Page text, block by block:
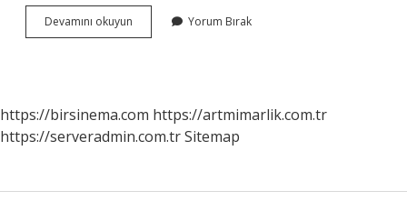
Devamını okuyun
I
Yorum Bırak
https://birsinema.com https://artmimarlik.com.tr
https://serveradmin.com.trSitemap